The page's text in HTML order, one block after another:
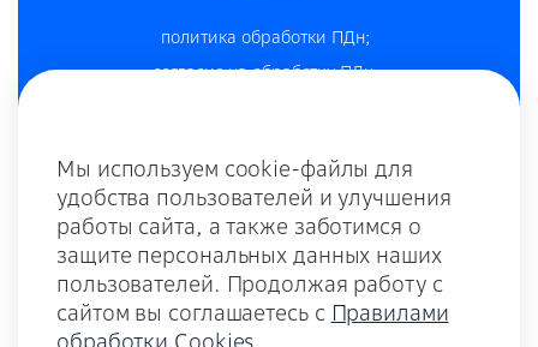
политика обработки ПДн;
согласие на обработку ПДн;
политика конфиденциальности;
комплаенс и противодействие коррупции;
оферта;
оферта для ДЗО;
оферта внедрение;
Мы используем cookie-файлы для
удобства пользователей и улучшения
работы сайта, а также заботимся о
защите персональных данных наших
пользователей. Продолжая работу с
сайтом вы соглашаетесь с Правилами